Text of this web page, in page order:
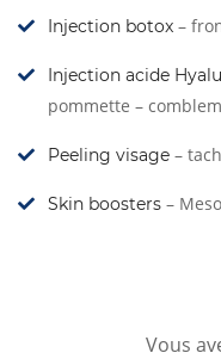
Injection botox –
Injection acide
pommette –
Peeling visage –
Skin boosters –
Vous